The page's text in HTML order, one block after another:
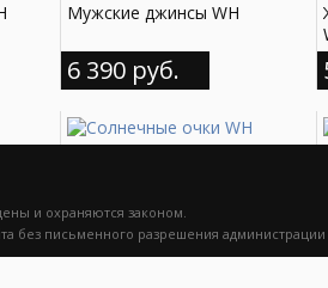
Мужские джинсы WH
6 390 руб.
4 990 руб.
и охраняются законом.
без письменного разрешения